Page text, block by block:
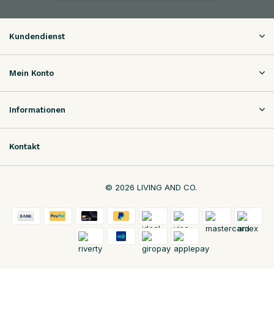
Kundendienst
Mein Konto
Informationen
Kontakt
© 2026 LIVING AND CO.